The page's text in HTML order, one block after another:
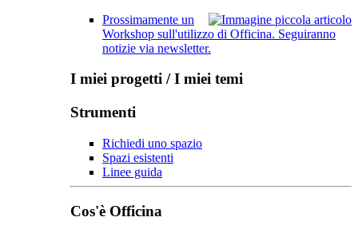
Prossimamente un
Workshop sull'utilizzo di Officina. Seguiranno
notizie via newsletter.
I miei progetti / I miei temi
Strumenti
Richiedi uno spazio
Spazi esistenti
Linee guida
Cos'è Officina